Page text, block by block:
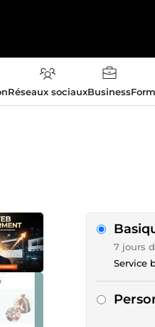
Réseaux sociauxBusiness
7 jours
Service